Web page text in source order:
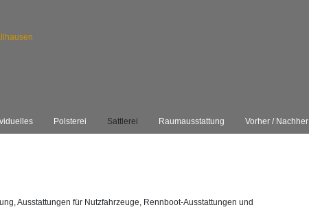
Polsterei Sattlerei Raumausstattung Vorher / Nachher
Ausstattungen für Nutzfahrzeuge, Rennboot-Ausstattungen und